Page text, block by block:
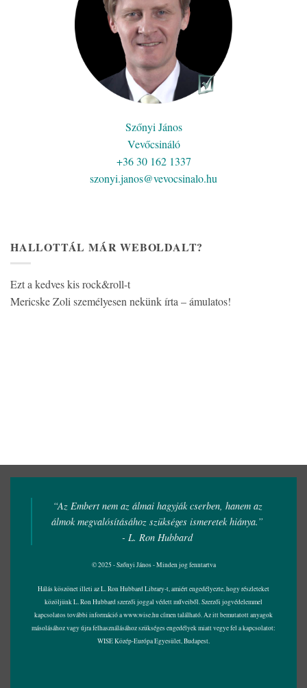
Szőnyi János
Vevőcsináló
+36 30 162 1337
szonyi.janos@vevocsinalo.hu
HALLOTTÁL MÁR WEBOLDALT?
Ezt a kedves kis rock&roll-t
Mericske Zoli személyesen nekünk írta – ámulatos!
“Az Embert nem az álmai hagyják cserben, hanem az
álmok megvalósításához szükséges ismeretek hiánya.”
- L. Ron Hubbard
© 2025 - Szőnyi János - Minden jog fenntartva
Hálás köszönet illeti az L. Ron Hubbard Library-t, amiért engedélyezte, hogy részleteket
közöljünk L. Ron Hubbard szerzői joggal védett műveiből. Szerzői jogvédelemmel
kapcsolatos további információ awww.wise.hucímen található. Az itt bemutatott anyagok
másolásához vagy újra felhasználásához szükséges engedélyek miatt vegye fel a kapcsolatot:
WISE Közép-Európa Egyesület, Budapest.